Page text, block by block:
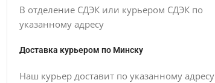
В отделение СДЭК или курьером СДЭК по
указанному адресу
Доставка курьером по Минску
Наш курьер доставит по указанному адресу